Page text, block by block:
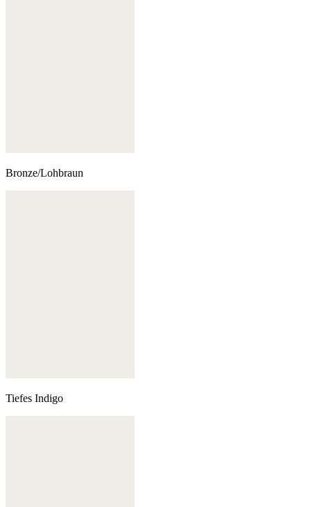
Bronze/Lohbraun
Tiefes Indigo